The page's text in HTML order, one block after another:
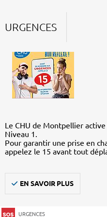
URGENCES
Le CHU de Montpellier
Niveau 1.
Pour garantir une prise en
appelez le 15 avant tout
EN SAVOIR PLUS
URGENCES